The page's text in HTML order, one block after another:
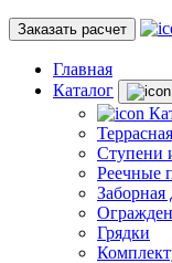
Заказать расчет
Главная
Каталог
Ступени
Реечные
Заборная
Грядки